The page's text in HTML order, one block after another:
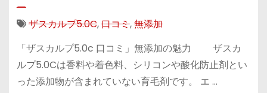
ー
ザスカルプ5.0C,口コミ,無添加
「ザスカルプ5.0c 口コミ」無添加の魅力 ザスカ
ルプ5.0Cは香料や着色料、シリコンや酸化防止剤とい
った添加物が含まれていない育毛剤です。 エ …